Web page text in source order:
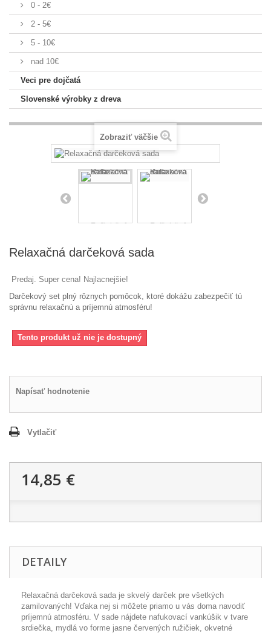
0 - 2€
2 - 5€
5 - 10€
nad 10€
Veci pre dojčatá
Slovenské výrobky z dreva
Zobraziť väčšie
Relaxačná darčeková sada
Predaj. Super cena! Najlacnejšie!
Darčekový set plný rôznych pomôcok ktoré dokážu zabezpečiť tú
správnu relaxačnú a príjemnú atmosféru!
Tento produkt už nie je dostupný
Napísať hodnotenie
Vytlačiť
14,85 €
DETAILY
Relaxačná darčeková sada je skvelý darček pre všetkých
zamilovaných! Vďaka nej si môžete priamo u vás doma navodiť
príjemnú atmosféru V sade nájdete nafukovací vankúšik v tvare
srdiečka , mydlá vo forme jasne červených ružičiek okvetné